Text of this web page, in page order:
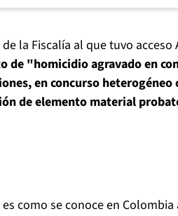
la Fiscalía al que tuvo acceso
de "homicidio agravado en
en concurso
de elemento material
como se conoce en